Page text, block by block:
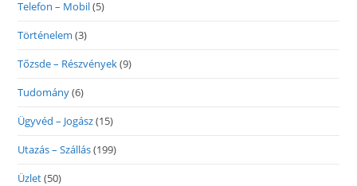
Telefon – Mobil(5)
Történelem (3)
Tőzsde – Részvények(9)
Tudomány(6)
Ügyvéd – Jogász(15)
Utazás – Szállás(199)
Üzlet(50)